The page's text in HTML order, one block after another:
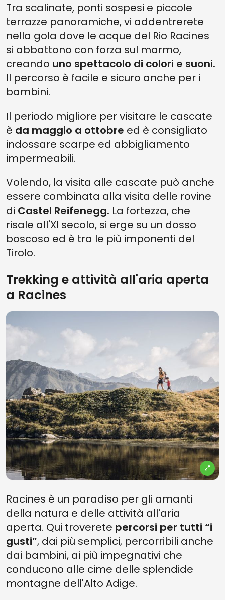
Tra scalinate, ponti sospesi e piccole
terrazze panoramiche, vi addentrerete
nella gola dove le acque del Rio Racines
si abbattono con forza sul marmo,
creando uno spettacolo di colori e suoni.
Il percorso è facile e sicuro anche per i
bambini.
Il periodo migliore per visitare le cascate
è da maggio a ottobre ed è consigliato
indossare scarpe ed abbigliamento
impermeabili.
Volendo, la visita alle cascate può anche
essere combinata alla visita delle rovine
di Castel Reifenegg. La fortezza, che
risale all'XI secolo, si erge su un dosso
boscoso ed è tra le più imponenti del
Tirolo.
Trekking e attività all'aria aperta
a Racines
Racines è un paradiso per gli amanti
della natura e delle attività all'aria
aperta. Qui troverete percorsi per tutti “i
gusti”, dai più semplici, percorribili anche
dai bambini, ai più impegnativi che
conducono alle cime delle splendide
montagne dell'Alto Adige.